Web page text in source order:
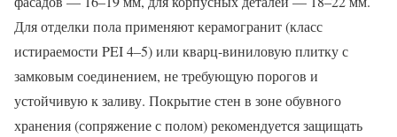
Для отделки пола применяют керамогранит (класс
истираемости PEI 4–5) или кварц-виниловую плитку с
замковым соединением, не требующую порогов и
устойчивую к заливу. Покрытие стен в зоне обувного
хранения (сопряжение с полом) рекомендуется защищать